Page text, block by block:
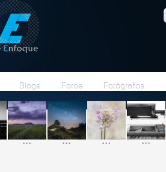
Blogs Foros Fotógrafos
... ... ... ...